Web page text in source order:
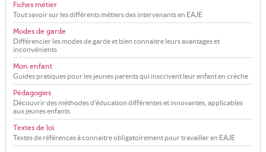
Fiches métier
Tout savoir sur les différents métiers des intervenants en EAJE
Modes de garde
Différencier les modes de garde et bien connaitre leurs avantages et
inconvénients
Mon enfant
Guides pratiques pour les jeunes parents qui inscrivent leur enfant en crèche
Pédagogies
Découvrir des méthodes d'éducation différentes et innovantes, applicables
aux jeunes enfants
Textes de loi
Textes de références à connaitre obligatoirement pour travailler en EAJE